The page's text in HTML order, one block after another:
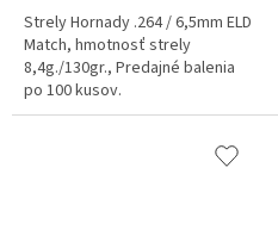
Strely Hornady .264 / 6,5mm ELD
Match, hmotnosť strely
8,4g./130gr., Predajné balenia
po 100 kusov.